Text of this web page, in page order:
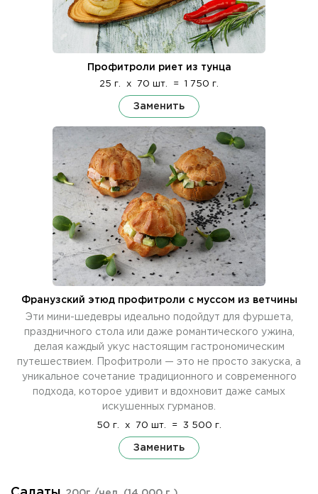
Профитроли риет из тунца
25 г. x 70 шт. = 1 750 г.
Заменить
Франузский этюд профитроли с муссом из ветчины
Эти мини-шедевры идеально подойдут для фуршета,
праздничного стола или даже романтического ужина,
делая каждый укус настоящим гастрономическим
путешествием. Профитроли — это не просто закуска, а
уникальное сочетание традиционного и современного
подхода, которое удивит и вдохновит даже самых
искушенных гурманов.
50 г. x 70 шт. = 3 500 г.
Заменить